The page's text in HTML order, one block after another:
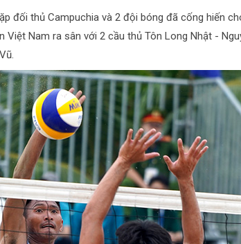
đối thủ Campuchia và 2 đội bóng đã cống hiến
Việt Nam ra sân với 2 cầu thủ Tôn Long Nhật -